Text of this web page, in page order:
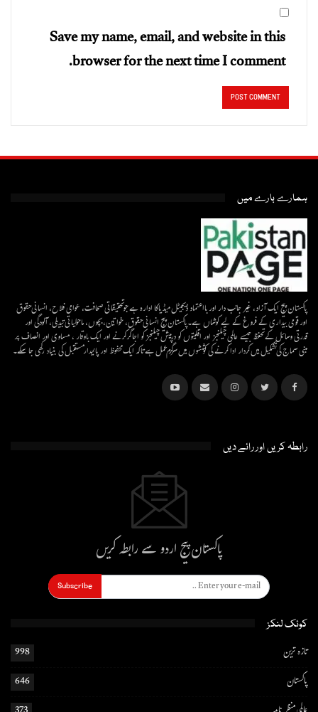
Save my name, email, and website in this
browser for the next time I comment.
ہمارے بارے میں
پاکستان پیج ایک آزاد، غیر جانب دار اور بااعتماد ڈیجیٹل میڈیاکا ادارہ ہے جو تحقیقاتی صحافت، عوامی فلاح، انسانی حقوق
اور قومی بیداری کے فروغ کے لیے کوشاں ہے۔پاکستان پیج انسانی حقوق، خواتین، بچوں، ماحولیاتی تبدیلی، آلودگی اور
قدرتی وسائل کے تحفظ جیسے عالمی چیلنجز اور اقلیتوں کو درپیش چیلنجز کو اجاگر کرنے اور ایک باوقار ، مساوی اور انصاف پر
مبنی سماج کی تشکیل میں کردار ادا کرنے کی کوششوں میں سرگرم عمل ہےتاکہ ایک محفوظ اور پائیدار مستقبل کی بنیاد رکھی جا سکے۔
رابطہ کریں اور رائے دیں
پاکستان پیج اردو سے رابطہ کریں
Subscribe
کوئک لنکز
تازہ ترین
998
پاکستان
646